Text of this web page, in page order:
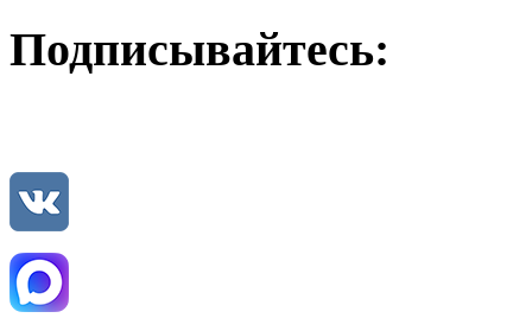
Подписывайтесь: